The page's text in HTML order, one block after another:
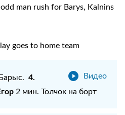
man rush for Barys, Kalnins
goes to home team
Видео
4.
2 мин. Толчок на борт